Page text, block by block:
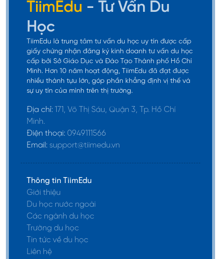
TiimEdu - Tư Vấn Du
Học
TiimEdu là trung tâm tư vấn du học uy tín được cấp
giấy chứng nhận đăng ký kinh doanh tư vấn du học
cấp bởi Sở Giáo Dục và Đào Tạo Thành phố Hồ Chí
Minh. Hơn 10 năm hoạt động, TiimEdu đã đạt được
nhiều thành tựu lớn, góp phần khẳng định vị thế và
sự uy tín của mình trên thị trường.
Địa chỉ: 171, Võ Thị Sáu, Quận 3, Tp. Hồ Chí
Minh.
Điện thoại: 0949111566
Email: support@tiimedu.vn
Thông tin TiimEdu
Giới thiệu
Du học nước ngoài
Các ngành du học
Trường du học
Tin tức về du học
Liên hệ